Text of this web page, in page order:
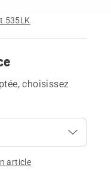
535LK
choisissez
article